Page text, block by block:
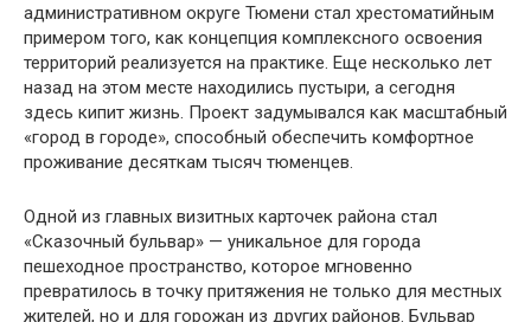
административном округе Тюмени стал хрестоматийным
примером того, как концепция комплексного освоения
территорий реализуется на практике. Еще несколько лет
назад на этом месте находились пустыри, а сегодня
здесь кипит жизнь. Проект задумывался как масштабный
«город в городе», способный обеспечить комфортное
проживание десяткам тысяч тюменцев.
Одной из главных визитных карточек района стал
«Сказочный бульвар» — уникальное для города
пешеходное пространство, которое мгновенно
превратилось в точку притяжения не только для местных
жителей, но и для горожан из других районов. Бульвар